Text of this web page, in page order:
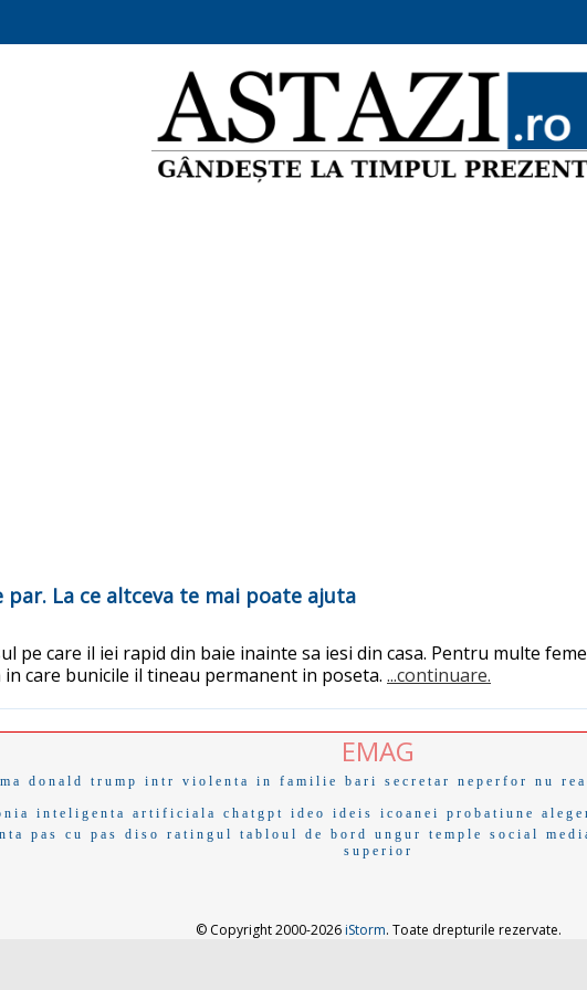
par. La ce altceva te mai poate ajuta
pe care il iei rapid din baie inainte sa iesi din casa. Pentru multe
care bunicile il tineau permanent in poseta. ...continuare.
EMAG
donald trump intr violenta in familie bari secretar neperfor nu
inteligenta artificiala chatgpt ideo ideis icoanei probatiune
pas cu pas diso ratingul tabloul de bord ungur temple social
superior
© Copyright 2000-2026iStorm. Toate drepturile rezervate.